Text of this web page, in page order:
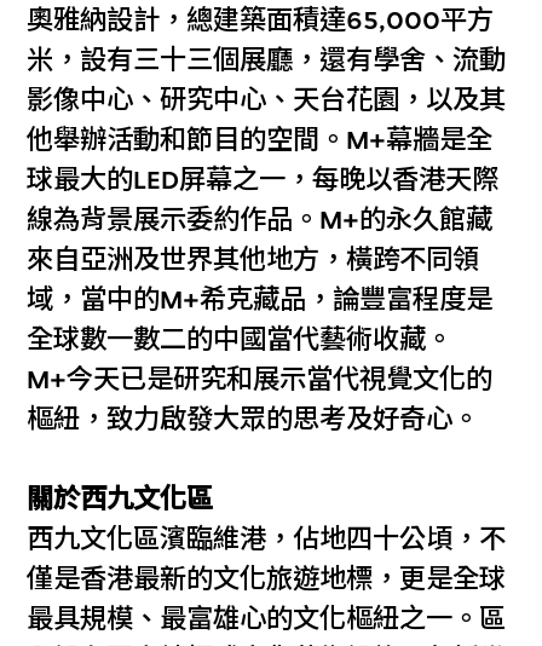
奧雅納設計，總建築面積達65,000平方
米，設有三十三個展廳，還有學舍、流動
影像中心、研究中心、天台花園，以及其
他舉辦活動和節目的空間。M+幕牆是全
球最大的LED屏幕之一，每晚以香港天際
線為背景展示委約作品。M+的永久館藏
來自亞洲及世界其他地方，橫跨不同領
域，當中的M+希克藏品，論豐富程度是
全球數一數二的中國當代藝術收藏。
M+今天已是研究和展示當代視覺文化的
樞紐，致力啟發大眾的思考及好奇心。
關於西九文化區
西九文化區濱臨維港，佔地四十公頃，不
僅是香港最新的文化旅遊地標，更是全球
最具規模、最富雄心的文化樞紐之一。區